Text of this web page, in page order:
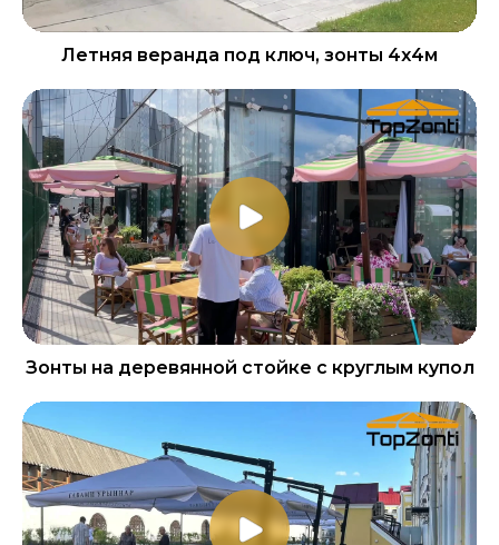
Летняя веранда под ключ, зонты 4х4м
Зонты на деревянной стойке с круглым купол